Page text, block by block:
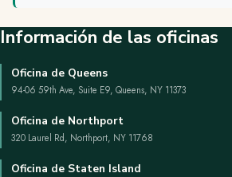
Información de las oficinas
Oficina de Queens
94-06 59th Ave, Suite E9, Queens, NY 11373
Oficina de Northport
320 Laurel Rd, Northport, NY 11768
Oficina de Staten Island